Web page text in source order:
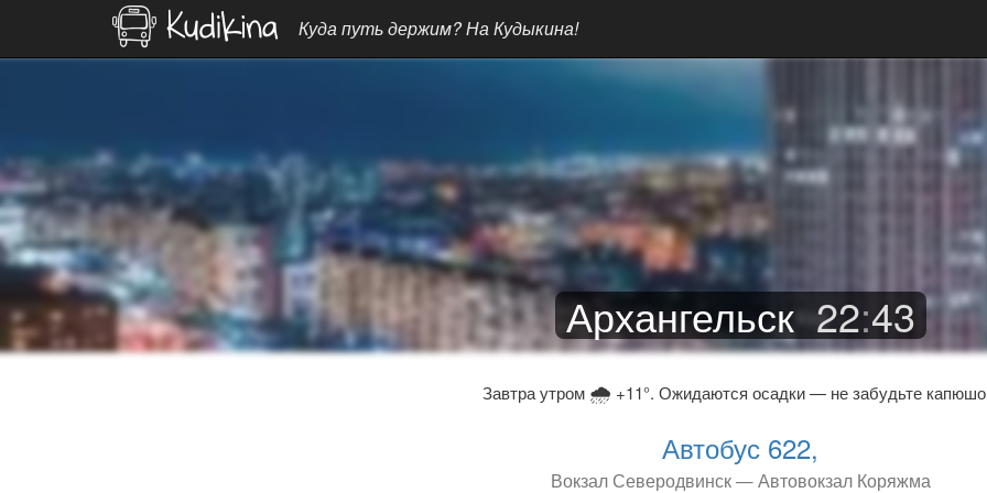
Куда путь держим? На Кудыкина!
Архангельск 22:43
Завтра утром 🌧 +11°. Ожидаются осадки — не забудьте
Автобус 622,
Вокзал Северодвинск — Автовокзал Коряжма